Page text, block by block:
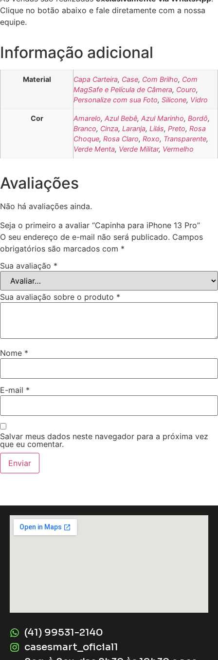
Clique no botão abaixo e fale diretamente com a nossa
equipe.
Informação adicional
Material Capa Carteira, Case, Com Brilho, Com
MagSafe e Película de Câmera, Couro,
Personalize com sua Foto, Silicone, Vidro
Cor Amarelo, Azul Bebê, Azul Marinho, Bordô,
Branco, Cinza, Laranja, Lilás, Preto, Rosa
Choque, Rosa Claro, Roxo, Transparente,
Verde Menta, Verde Militar, Vermelho
Avaliações
Não há avaliações ainda.
Seja o primeiro a avaliar “Capinha para iPhone 13 Pro”
O seu endereço de e-mail não será publicado. Campos
obrigatórios são marcados com *
Sua avaliação *
Sua avaliação sobre o produto *
Nome *
E-mail *
Salvar meus dados neste navegador para a próxima vez
que eu comentar.
(41) 99531-2140
casesmart_oficial1